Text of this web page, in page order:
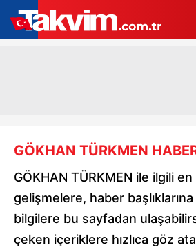
GÖKHAN TÜRKMEN
GÖKHAN TÜRKMEN ile ilgili
gelişmelere, haber
bilgilere bu sayfadan
çeken içeriklere hızlıca göz